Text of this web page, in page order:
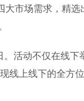
市场需求，精选
活动不仅在线下
线上线下的全方